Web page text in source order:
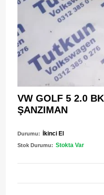
VW GOLF 5 2.0
ŞANZIMAN
Durumu: İkinci El
Stok Durumu: Stokta Var